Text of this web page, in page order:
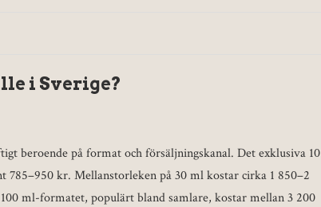
i Sverige?
beroende på format och försäljningskanal. Det exklusiva 10
kr. Mellanstorleken på 30 ml kostar cirka 1 850–2
ml-formatet, populärt bland samlare, kostar mellan 3 200